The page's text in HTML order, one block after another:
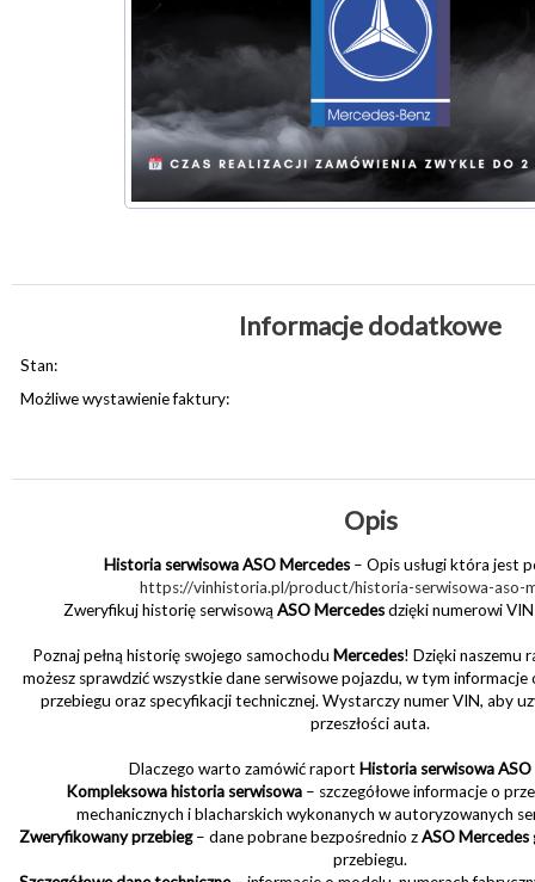
Informacje dodatkowe
Stan:
Możliwe wystawienie faktury:
Opis
Historia serwisowa ASO Mercedes – Opis usługi która jest
https://vinhistoria.pl/product/historia-serwisowa-aso-
Zweryfikuj historię serwisową ASO Mercedesdzięki numerowi
Poznaj pełną historię swojego samochodu Mercedes! Dzięki naszemu
możesz sprawdzić wszystkie dane serwisowe pojazdu, w tym informacje
przebiegu oraz specyfikacji technicznej. Wystarczy numer VIN, aby
przeszłości auta.
Dlaczego warto zamówić raport Historia serwisowa ASO
Kompleksowa historia serwisowa – szczegółowe informacje o
mechanicznych i blacharskich wykonanych w autoryzowanych
Zweryfikowany przebieg– dane pobrane bezpośrednio zASO Mercedes
przebiegu.